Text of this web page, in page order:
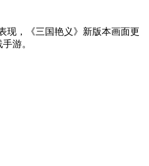
现，《三国艳义》新版本画面更
游。